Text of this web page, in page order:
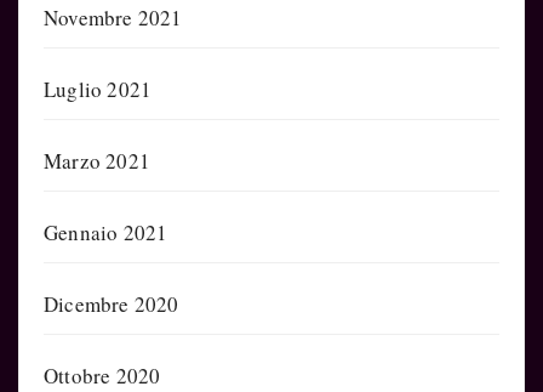
Novembre 2021
Luglio 2021
Marzo 2021
Gennaio 2021
Dicembre 2020
Ottobre 2020